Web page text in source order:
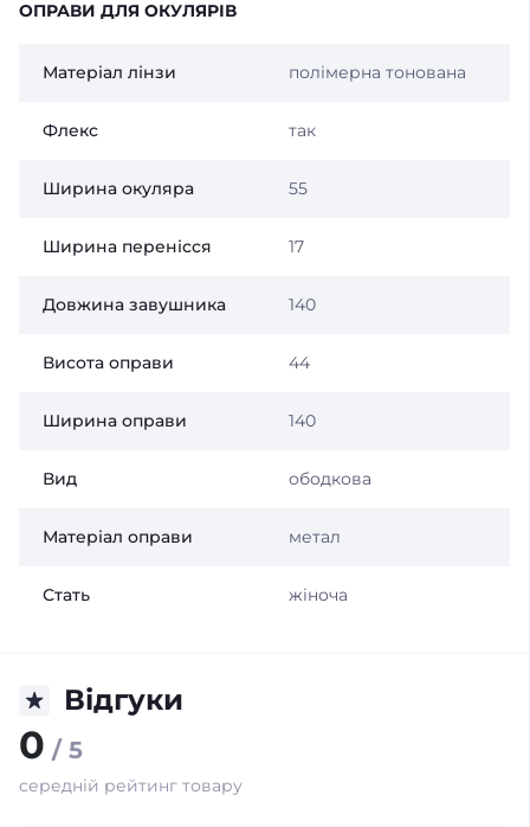
ОПРАВИ ДЛЯ ОКУЛЯРІВ
Матеріал лінзи полімерна тонована
Флекс так
Ширина окуляра 55
Ширина перенісся 17
Довжина завушника 140
Висота оправи 44
Ширина оправи 140
Вид ободкова
Матеріал оправи метал
Стать жіноча
Відгуки
0 / 5
середній рейтинг товару